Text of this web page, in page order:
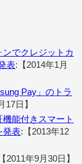
でクレジットカ
表:【2014年1月
Pay」のトラ
17日】
能付きスマート
発表:【2013年12
2011年9月30日】